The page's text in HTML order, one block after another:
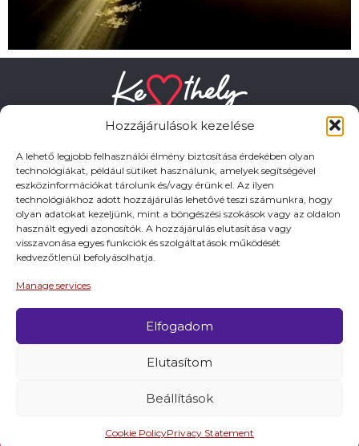
Hozzájárulások kezelése
A lehető legjobb felhasználói élmény biztosítása érdekében olyan
technológiákat, például sütiket használunk, amelyek segítségével
eszközinformációkat tárolunk és/vagy érünk el. Az ilyen
technológiákhoz adott hozzájárulás lehetővé teszi számunkra, hogy
olyan adatokat kezeljünk, mint a böngészési szokások vagy az oldalon
használt egyedi azonosítók. A hozzájárulás elutasítása vagy
visszavonása egyes funkciók és szolgáltatások működését
kedvezőtlenül befolyásolhatja.
Manage services
Elfogadom
Elutasítom
Beállítások
Cookie PolicyPrivacy Statement
HASZNOS LINKEK
Adatkezelési tájékoztató
Impresszum
© 2026 Minden jog fentartva.
A keszthely.hu KIADÓJA KESZTHELY VÁROS
Programok